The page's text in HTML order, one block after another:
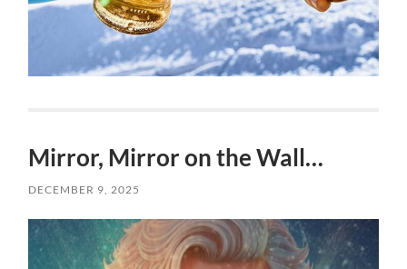
Mirror, Mirror on the Wall…
DECEMBER 9, 2025